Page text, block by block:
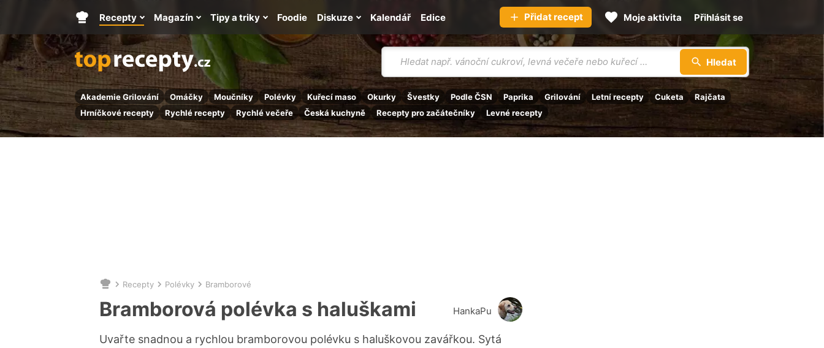
Vyhledávání
Hledat
Akademie Grilování Omáčky Moučníky Polévky Kuřecí maso Okurky Švestky Podle ČSN Paprika Grilování Letní recepty Cuketa
Rajčata
Hrníčkové recepty
Rychlé recepty Rychlé večeře Česká kuchyně Recepty pro začátečníky Levné recepty
Hlavní
stránka
Recepty Magazín Tipy a triky Kalendář
Foodie Diskuze Edice Přidat recept Moje aktivita Přihlásit se
Nacházíte
se
zde:
Recepty Polévky Bramborové
Bramborová polévka s haluškami
Uvařte snadnou a rychlou bramborovou polévku s haluškovou zavářkou. Sytá
HankaPu